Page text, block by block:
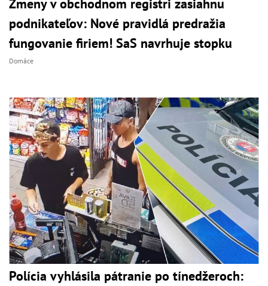
podnikateľov: Nové pravidlá predražia
fungovanie firiem! SaS navrhuje stopku
Domáce
Polícia vyhlásila pátranie po tínedžeroch: